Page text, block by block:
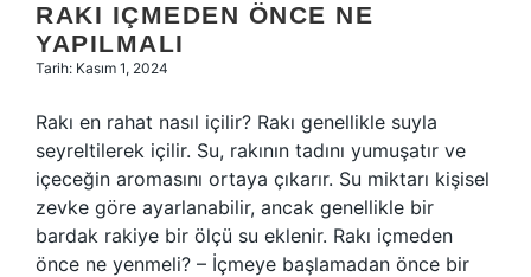
RAKI IÇMEDEN ÖNCE NE
YAPILMALI
Tarih: Kasım 1, 2024
Rakı en rahat nasıl içilir? Rakı genellikle suyla
seyreltilerek içilir. Su, rakının tadını yumuşatır ve
içeceğin aromasını ortaya çıkarır. Su miktarı kişisel
zevke göre ayarlanabilir, ancak genellikle bir
bardak rakiye bir ölçü su eklenir. Rakı içmeden
önce ne yenmeli? – İçmeye başlamadan önce bir